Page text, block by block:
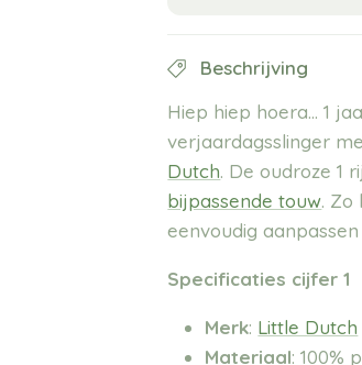
Beschrijving
Hiep hiep hoera... 1
verjaardagsslinger
Dutch. De oudroze 1
bijpassende touw. Zo
eenvoudig
Specificaties cijfer 1
Merk: Little Dutch
Materiaal: 100%